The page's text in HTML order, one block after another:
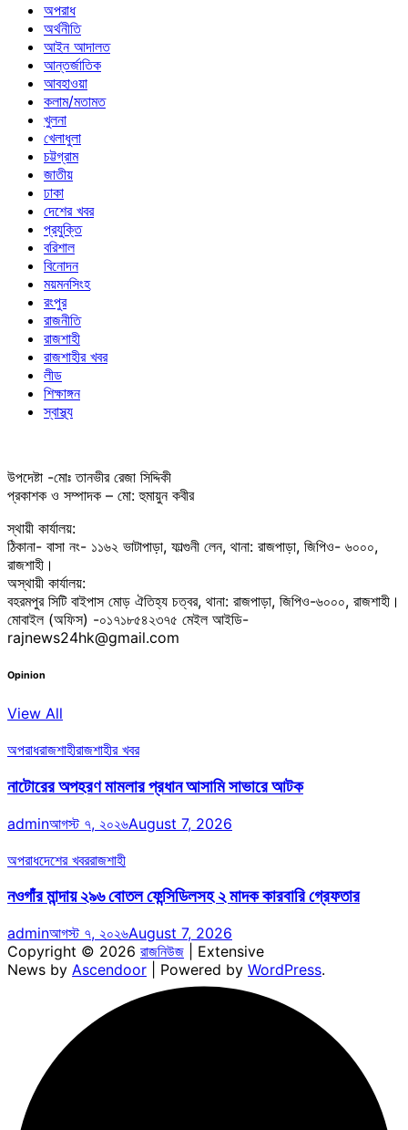
অপরাধ
অর্থনীতি
আইন আদালত
আন্তর্জাতিক
আবহাওয়া
কলাম/মতামত
খুলনা
খেলাধুলা
চট্টগ্রাম
জাতীয়
ঢাকা
দেশের খবর
প্রযুক্তি
বরিশাল
বিনোদন
ময়মনসিংহ
রংপুর
রাজনীতি
রাজশাহী
রাজশাহীর খবর
লীড
শিক্ষাঙ্গন
স্বাস্থ্য
উপদেষ্টা -মোঃ তানভীর রেজা সিদ্দিকী
প্রকাশক ও সম্পাদক – মো: হুমায়ুন কবীর
স্থায়ী কার্যালয়:
ঠিকানা- বাসা নং- ১১৬২ ভাটাপাড়া, ফাল্গুনী লেন, থানা: রাজপাড়া, জিপিও- ৬০০০,
রাজশাহী।
অস্থায়ী কার্যালয়:
বহরমপুর সিটি বাইপাস মোড় ঐতিহ্য চত্বর, থানা: রাজপাড়া, জিপিও-৬০০০, রাজশাহী।
মোবাইল (অফিস) -০১৭১৮৫৪২৩৭৫ মেইল আইডি-
rajnews24hk@gmail.com
Opinion
View All
অপরাধরাজশাহীরাজশাহীর খবর
নাটোরের অপহরণ মামলার প্রধান আসামি সাভারে আটক
adminআগস্ট ৭, ২০২৬August 7, 2026
অপরাধদেশের খবররাজশাহী
নওগাঁর মান্দায় ২৯৬ বোতল ফেন্সিডিলসহ ২ মাদক কারবারি গ্রেফতার
adminআগস্ট ৭, ২০২৬August 7, 2026
Copyright © 2026 রাজনিউজ | Extensive
News by Ascendoor | Powered by WordPress.